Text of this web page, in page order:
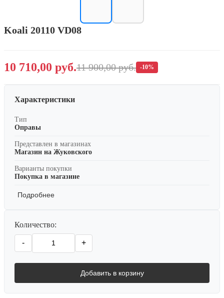
Koali 20110 VD08
10 710,00 руб.11 900,00 руб. -10%
Характеристики
Тип
Оправы
Представлен в магазинах
Магазин на Жуковского
Варианты покупки
Покупка в магазине
Подробнее
Количество:
- +
Добавить в корзину